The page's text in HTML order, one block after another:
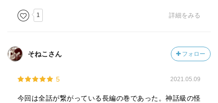
1 詳細をみる
そねこさん フォロー
5 2021.05.09
今回は全話が繋がっている長編の巻であった。神話級の怪